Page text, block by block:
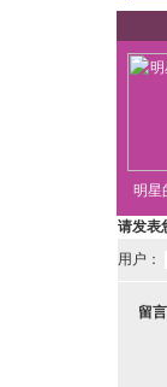
明星
请发表
用户：
留言